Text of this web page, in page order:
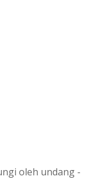
oleh undang -